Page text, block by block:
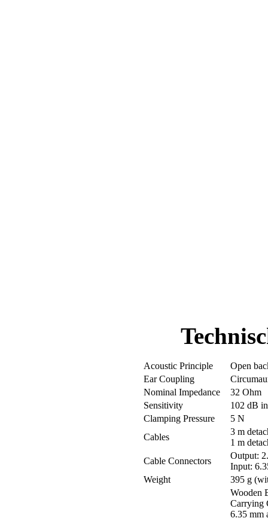
Acoustic Principle
Open
Ear Coupling
Nominal Impedance
32 Ohm
Sensitivity
102 dB
Clamping Pressure
5 N
Cables
3 m
1 m
Cable Connectors
Output:
Input:
Weight
395 g
Wooden
Carrying
6.35 mm